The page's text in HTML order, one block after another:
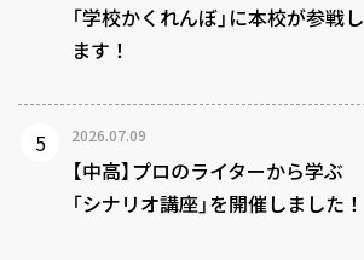
「学校かくれんぼ」に本校が参戦し
ます！
2026.07.09
【中高】プロのライターから学ぶ
「シナリオ講座」を開催しました！